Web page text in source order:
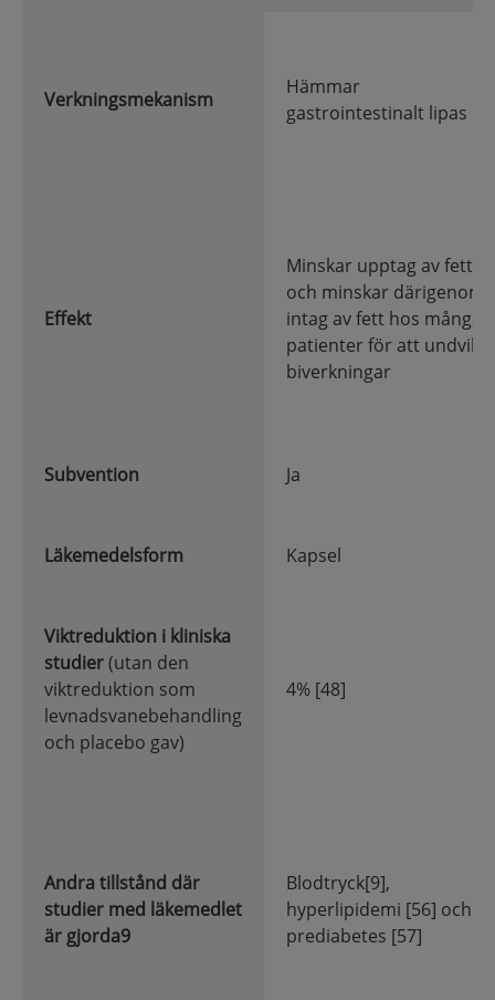
Verkningsmekanism
Hämmar
gastrointestinalt lipas
Effekt
Minskar upptag av fett
och minskar därigenom
intag av fett hos många
patienter för att undvika
biverkningar
Subvention Ja
Läkemedelsform Kapsel
Viktreduktion i kliniska
studier(utan den
viktreduktion som
levnadsvanebehandling
och placebo gav)
4% [48]
Andra tillstånd där
studier med läkemedlet
är gjorda9
Blodtryck[9],
hyperlipidemi [56] och
prediabetes [57]